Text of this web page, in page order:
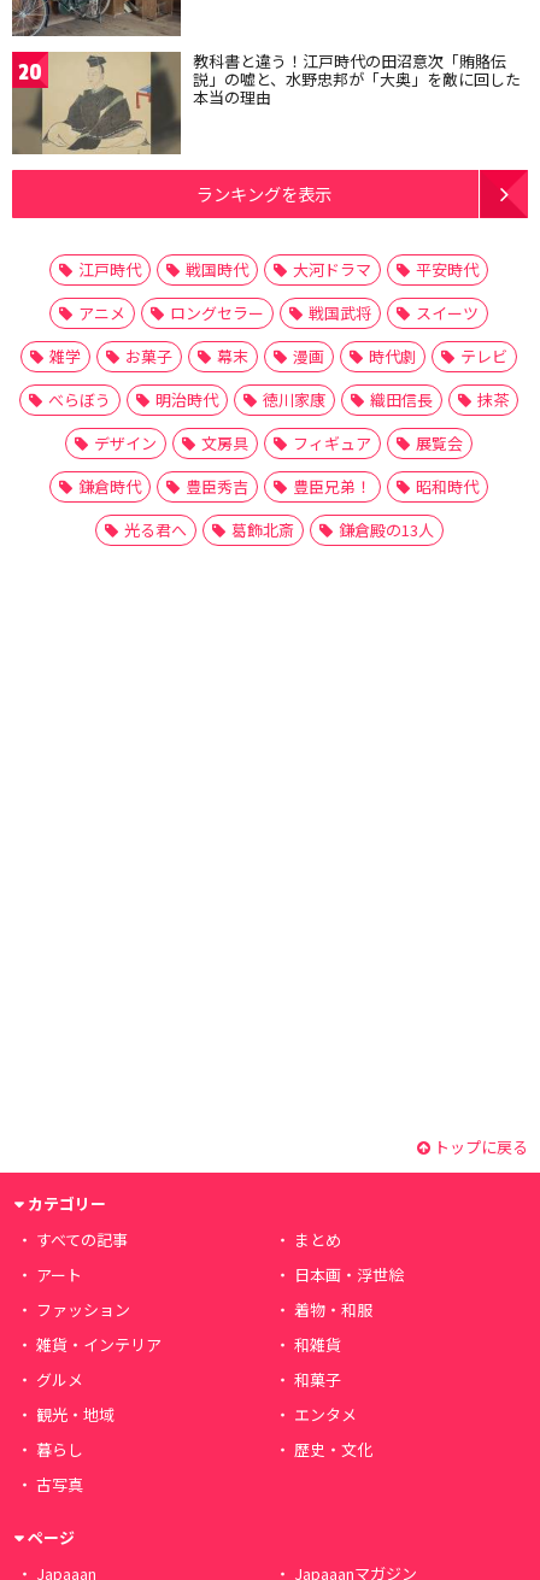
20 教科書と違う！江戸時代の田沼意次「賄賂伝
説」の嘘と、水野忠邦が「大奥」を敵に回した
本当の理由
ランキングを表示
江戸時代 戦国時代 大河ドラマ
平安時代
アニメ
ロングセラー 戦国武将
スイーツ
雑学
お菓子 幕末 漫画 時代劇
テレビ
べらぼう
明治時代 徳川家康 織田信長
抹茶
デザイン
文房具 フィギュア
展覧会
鎌倉時代
豊臣秀吉 豊臣兄弟！
昭和時代
光る君へ
葛飾北斎 鎌倉殿の13人
トップに戻る
カテゴリー
すべての記事
まとめ
アート
日本画・浮世絵
ファッション
着物・和服
雑貨・インテリア
和雑貨
グルメ
和菓子
観光・地域
エンタメ
暮らし
歴史・文化
古写真
ページ
Japaaan
Japaaanマガジン